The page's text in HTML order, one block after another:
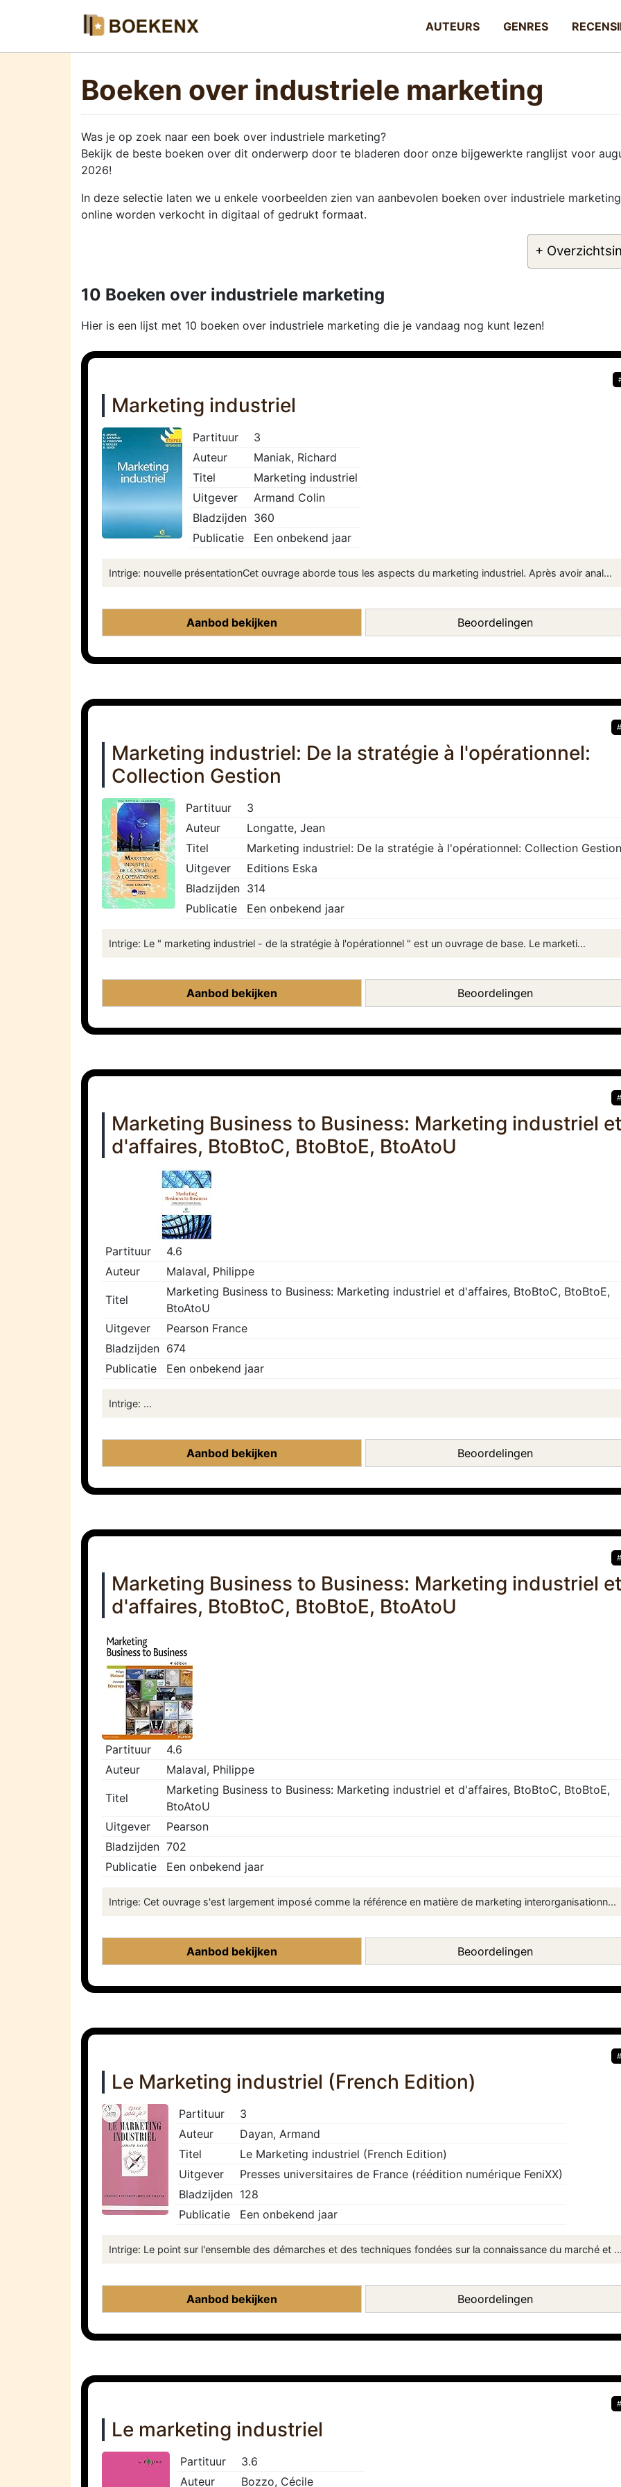
AUTEURS GENRES
Boeken over industriele marketing
Was je op zoek naar een boek over industriele marketing?
Bekijk de beste boeken over dit onderwerp door te bladeren door onze bijgewerkte ranglijst voor
2026!
In deze selectie laten we u enkele voorbeelden zien van aanbevolen boeken over industriele
online worden verkocht in digitaal of gedrukt formaat.
+
10 Boeken over industriele marketing
Hier is een lijst met 10 boeken over industriele marketing die je vandaag nog kunt lezen!
Marketing industriel
Partituur
3
Auteur
Maniak, Richard
Titel
Marketing industriel
Uitgever
Armand Colin
Bladzijden 360
Publicatie
Een onbekend jaar
Intrige: nouvelle présentationCet ouvrage aborde tous les aspects du marketing industriel. Après avoir anal...
Aanbod bekijken Beoordelingen
Marketing industriel: De la stratégie à l'opérationnel:
Collection Gestion
Partituur
3
Auteur
Longatte, Jean
Titel
Marketing industriel: De la stratégie à l'opérationnel: Collection Gestion
Uitgever
Editions Eska
Bladzijden 314
Publicatie
Een onbekend jaar
Intrige: Le " marketing industriel - de la stratégie à l'opérationnel " est un ouvrage de base. Le marketi...
Aanbod bekijken Beoordelingen
Marketing Business to Business: Marketing industriel et
d'affaires, BtoBtoC, BtoBtoE, BtoAtoU
Partituur
4.6
Auteur
Malaval, Philippe
Titel
Marketing Business to Business: Marketing industriel et d'affaires, BtoBtoC, BtoBtoE,
BtoAtoU
Uitgever
Pearson France
Bladzijden 674
Publicatie
Een onbekend jaar
Intrige: ...
Aanbod bekijken Beoordelingen
Marketing Business to Business: Marketing industriel et
d'affaires, BtoBtoC, BtoBtoE, BtoAtoU
Partituur
4.6
Auteur
Malaval, Philippe
Titel
Marketing Business to Business: Marketing industriel et d'affaires, BtoBtoC, BtoBtoE,
BtoAtoU
Uitgever
Pearson
Bladzijden 702
Publicatie
Een onbekend jaar
Intrige: Cet ouvrage s'est largement imposé comme la référence en matière de marketing interorganisationn...
Aanbod bekijken Beoordelingen
Le Marketing industriel (French Edition)
Partituur
3
Auteur
Dayan, Armand
Titel
Le Marketing industriel (French Edition)
Uitgever
Presses universitaires de France (réédition numérique FeniXX)
Bladzijden 128
Publicatie
Een onbekend jaar
Intrige: Le point sur l'ensemble des démarches et des techniques fondées sur la connaissance du marché et
Aanbod bekijken Beoordelingen
Le marketing industriel
Partituur
3.6
Auteur
Bozzo, Cécile